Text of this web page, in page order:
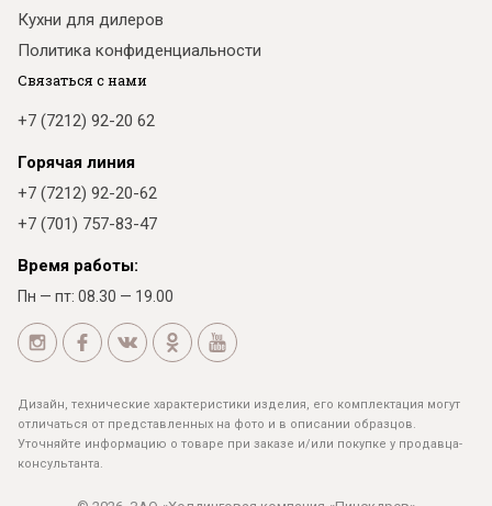
Кухни для дилеров
Политика конфиденциальности
Связаться с нами
+7 (7212) 92-20 62
Горячая линия
+7 (7212) 92-20-62
+7 (701) 757-83-47
Время работы:
Пн — пт: 08.30 — 19.00
Дизайн, технические характеристики изделия, его комплектация могут
отличаться от представленных на фото и в описании образцов.
Уточняйте информацию о товаре при заказе и/или покупке у продавца-
консультанта.